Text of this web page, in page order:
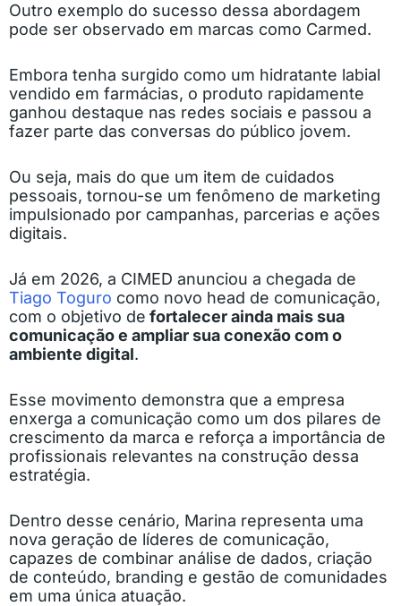
Outro exemplo do sucesso dessa abordagem
pode ser observado em marcas como Carmed.
Embora tenha surgido como um hidratante labial
vendido em farmácias, o produto rapidamente
ganhou destaque nas redes sociais e passou a
fazer parte das conversas do público jovem.
Ou seja, mais do que um item de cuidados
pessoais, tornou-se um fenômeno de marketing
impulsionado por campanhas, parcerias e ações
digitais.
Já em 2026, a CIMED anunciou a chegada de
Tiago Toguro como novo head de comunicação,
com o objetivo de fortalecer ainda mais sua
comunicação e ampliar sua conexão com o
ambiente digital.
Esse movimento demonstra que a empresa
enxerga a comunicação como um dos pilares de
crescimento da marca e reforça a importância de
profissionais relevantes na construção dessa
estratégia.
Dentro desse cenário, Marina representa uma
nova geração de líderes de comunicação,
capazes de combinar análise de dados, criação
de conteúdo, branding e gestão de comunidades
em uma única atuação.